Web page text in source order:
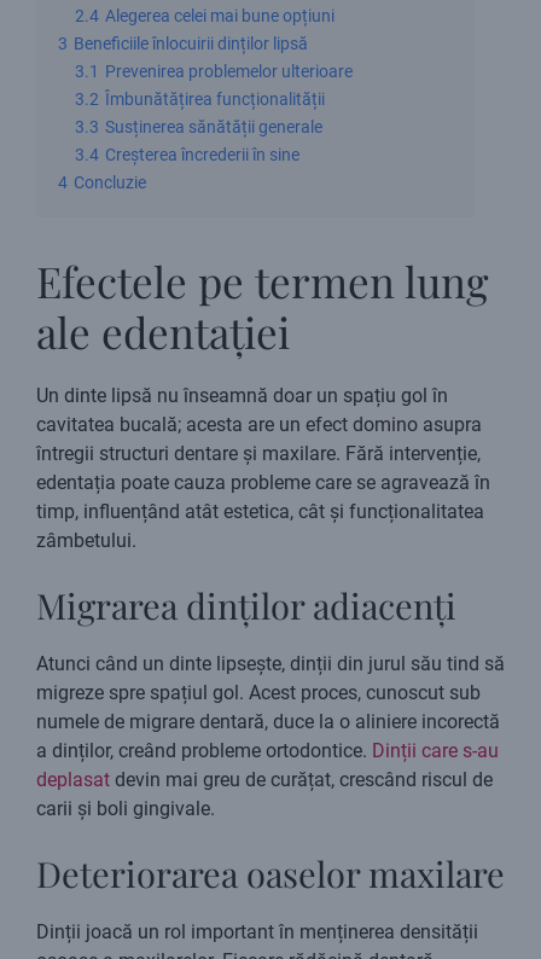
2.4 Alegerea celei mai bune opțiuni
3 Beneficiile înlocuirii dinților lipsă
3.1 Prevenirea problemelor ulterioare
3.2 Îmbunătățirea funcționalității
3.3 Susținerea sănătății generale
3.4 Creșterea încrederii în sine
4 Concluzie
Efectele pe termen lung
ale edentației
Un dinte lipsă nu înseamnă doar un spațiu gol în
cavitatea bucală; acesta are un efect domino asupra
întregii structuri dentare și maxilare. Fără intervenție,
edentația poate cauza probleme care se agravează în
timp, influențând atât estetica, cât și funcționalitatea
zâmbetului.
Migrarea dinților adiacenți
Atunci când un dinte lipsește, dinții din jurul său tind să
migreze spre spațiul gol. Acest proces, cunoscut sub
numele de migrare dentară, duce la o aliniere incorectă
a dinților, creând probleme ortodontice. Dinții care s-au
deplasat devin mai greu de curățat, crescând riscul de
carii și boli gingivale.
Deteriorarea oaselor maxilare
Dinții joacă un rol important în menținerea densității